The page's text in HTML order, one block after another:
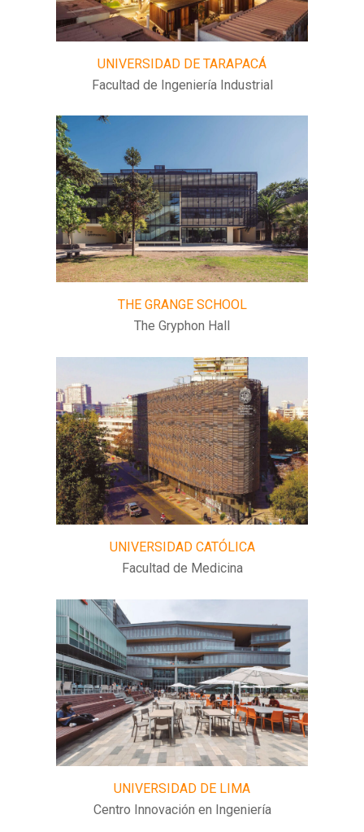
UNIVERSIDAD DE TARAPACÁ
Facultad de Ingeniería Industrial
THE GRANGE SCHOOL
The Gryphon Hall
UNIVERSIDAD CATÓLICA
Facultad de Medicina
UNIVERSIDAD DE LIMA
Centro Innovación en Ingeniería